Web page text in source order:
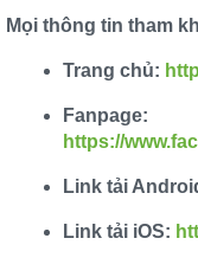
Mọi thông tin tham
Trang chủ:
Fanpage:
https://
Link tải
Link tải iOS: